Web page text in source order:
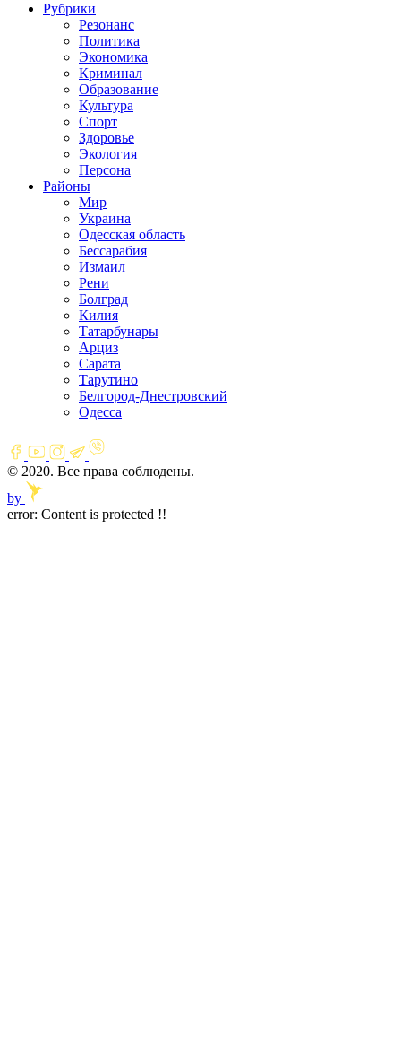
Рубрики
Резонанс
Политика
Экономика
Криминал
Образование
Культура
Спорт
Здоровье
Экология
Персона
Районы
Мир
Украина
Одесская область
Бессарабия
Измаил
Рени
Болград
Килия
Татарбунары
Арциз
Сарата
Тарутино
Белгород-Днестровский
Одесса
© 2020. Все права соблюдены.
by
error: Content is protected !!